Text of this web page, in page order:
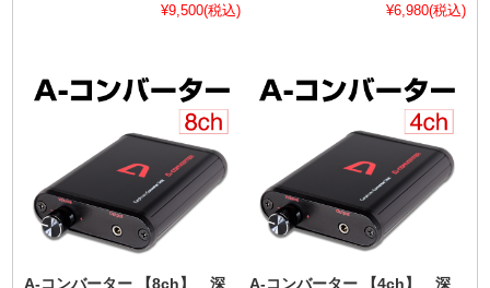
¥9,500(税込)
¥6,980(税込)
A-コンバーター 【8ch】 深 A-コンバーター 【4ch】 深